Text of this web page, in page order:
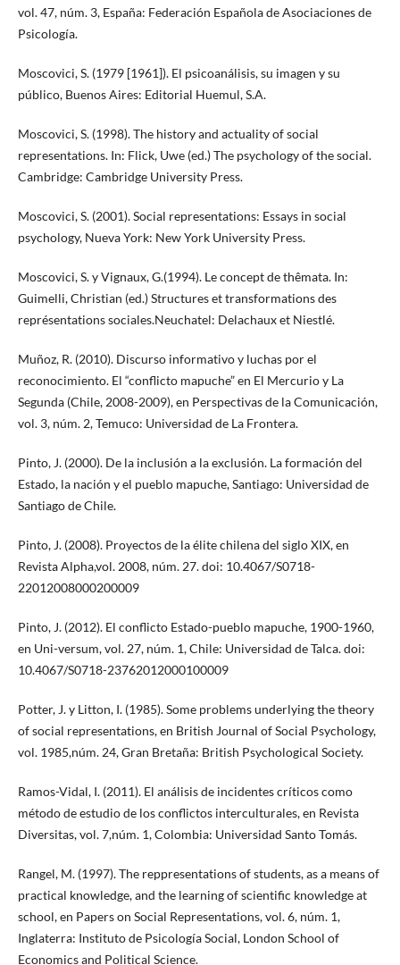
vol. 47, núm. 3, España: Federación Española de Asociaciones de
Psicología.
Moscovici, S. (1979 [1961]). El psicoanálisis, su imagen y su
público, Buenos Aires: Editorial Huemul, S.A.
Moscovici, S. (1998). The history and actuality of social
representations. In: Flick, Uwe (ed.) The psychology of the social.
Cambridge: Cambridge University Press.
Moscovici, S. (2001). Social representations: Essays in social
psychology, Nueva York: New York University Press.
Moscovici, S. y Vignaux, G.(1994). Le concept de thêmata. In:
Guimelli, Christian (ed.) Structures et transformations des
représentations sociales.Neuchatel: Delachaux et Niestlé.
Muñoz, R. (2010). Discurso informativo y luchas por el
reconocimiento. El “conflicto mapuche” en El Mercurio y La
Segunda (Chile, 2008-2009), en Perspectivas de la Comunicación,
vol. 3, núm. 2, Temuco: Universidad de La Frontera.
Pinto, J. (2000). De la inclusión a la exclusión. La formación del
Estado, la nación y el pueblo mapuche, Santiago: Universidad de
Santiago de Chile.
Pinto, J. (2008). Proyectos de la élite chilena del siglo XIX, en
Revista Alpha,vol. 2008, núm. 27. doi: 10.4067/S0718-
22012008000200009
Pinto, J. (2012). El conflicto Estado-pueblo mapuche, 1900-1960,
en Uni-versum, vol. 27, núm. 1, Chile: Universidad de Talca. doi:
10.4067/S0718-23762012000100009
Potter, J. y Litton, I. (1985). Some problems underlying the theory
of social representations, en British Journal of Social Psychology,
vol. 1985,núm. 24, Gran Bretaña: British Psychological Society.
Ramos-Vidal, I. (2011). El análisis de incidentes críticos como
método de estudio de los conflictos interculturales, en Revista
Diversitas, vol. 7,núm. 1, Colombia: Universidad Santo Tomás.
Rangel, M. (1997). The reppresentations of students, as a means of
practical knowledge, and the learning of scientific knowledge at
school, en Papers on Social Representations, vol. 6, núm. 1,
Inglaterra: Instituto de Psicología Social, London School of
Economics and Political Science.